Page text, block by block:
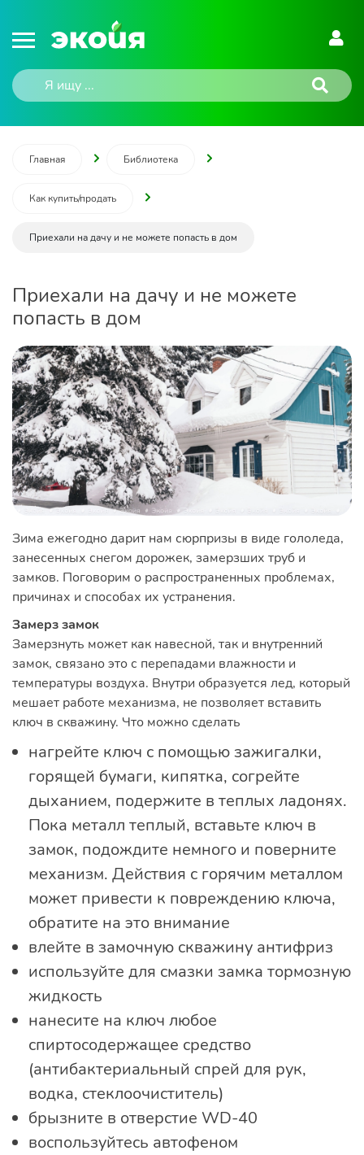
Главная Библиотека
Как купить/продать
Приехали на дачу и не можете попасть в дом
Приехали на дачу и не можете
попасть в дом
Зима ежегодно дарит нам сюрпризы в виде гололеда,
занесенных снегом дорожек, замерзших труб и
замков. Поговорим о распространенных проблемах,
причинах и способах их устранения.
Замерз замок
Замерзнуть может как навесной, так и внутренний
замок, связано это с перепадами влажности и
температуры воздуха. Внутри образуется лед, который
мешает работе механизма, не позволяет вставить
ключ в скважину. Что можно сделать
нагрейте ключ с помощью зажигалки,
горящей бумаги, кипятка, согрейте
дыханием, подержите в теплых ладонях.
Пока металл теплый, вставьте ключ в
замок, подождите немного и поверните
механизм. Действия с горячим металлом
может привести к повреждению ключа,
обратите на это внимание
влейте в замочную скважину антифриз
используйте для смазки замка тормозную
жидкость
нанесите на ключ любое
спиртосодержащее средство
(антибактериальный спрей для рук,
водка, стеклоочиститель)
брызните в отверстие WD-40
воспользуйтесь автофеном